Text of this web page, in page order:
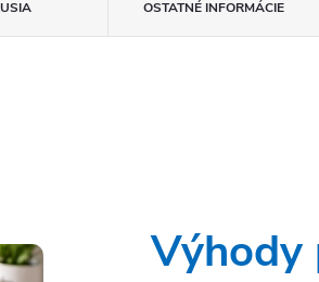
OSTATNÉ INFORMÁCIE
Výhody